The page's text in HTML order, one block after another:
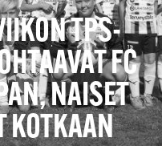
TPS-
FC
NAISET
KOTKAAN